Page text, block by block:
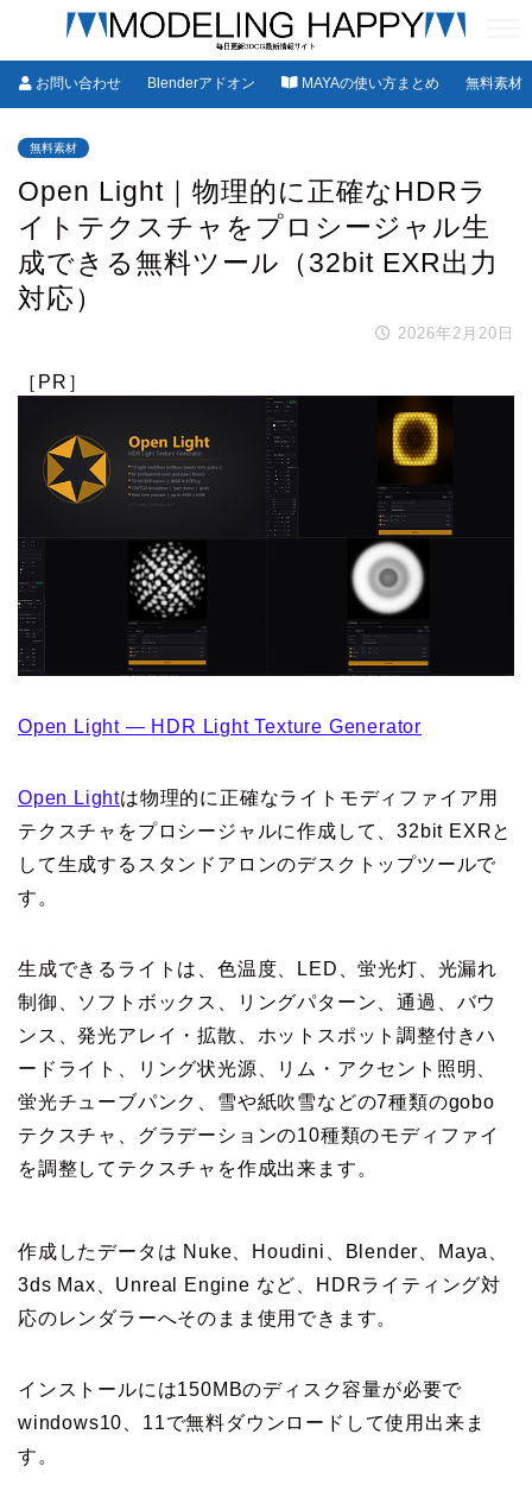
お問い合わせ Blenderアドオン MAYAの使い方まとめ 無料素材
無料素材
Open Light｜物理的に正確なHDRラ
イトテクスチャをプロシージャル生
成できる無料ツール（32bit EXR出力
対応）
2026年2月20日
［PR］
Open Light — HDR Light Texture Generator
Open Lightは物理的に正確なライトモディファイア用
テクスチャをプロシージャルに作成して、32bit EXRと
して生成するスタンドアロンのデスクトップツールで
す。
生成できるライトは、色温度、LED、蛍光灯、光漏れ
制御、ソフトボックス、リングパターン、通過、バウ
ンス、発光アレイ・拡散、ホットスポット調整付きハ
ードライト、リング状光源、リム・アクセント照明、
蛍光チューブパンク、雪や紙吹雪などの7種類のgobo
テクスチャ、グラデーションの10種類のモディファイ
を調整してテクスチャを作成出来ます。
作成したデータは Nuke、Houdini、Blender、Maya、
3ds Max、Unreal Engine など、HDRライティング対
応のレンダラーへそのまま使用できます。
インストールには150MBのディスク容量が必要で
windows10、11で無料ダウンロードして使用出来ま
す。